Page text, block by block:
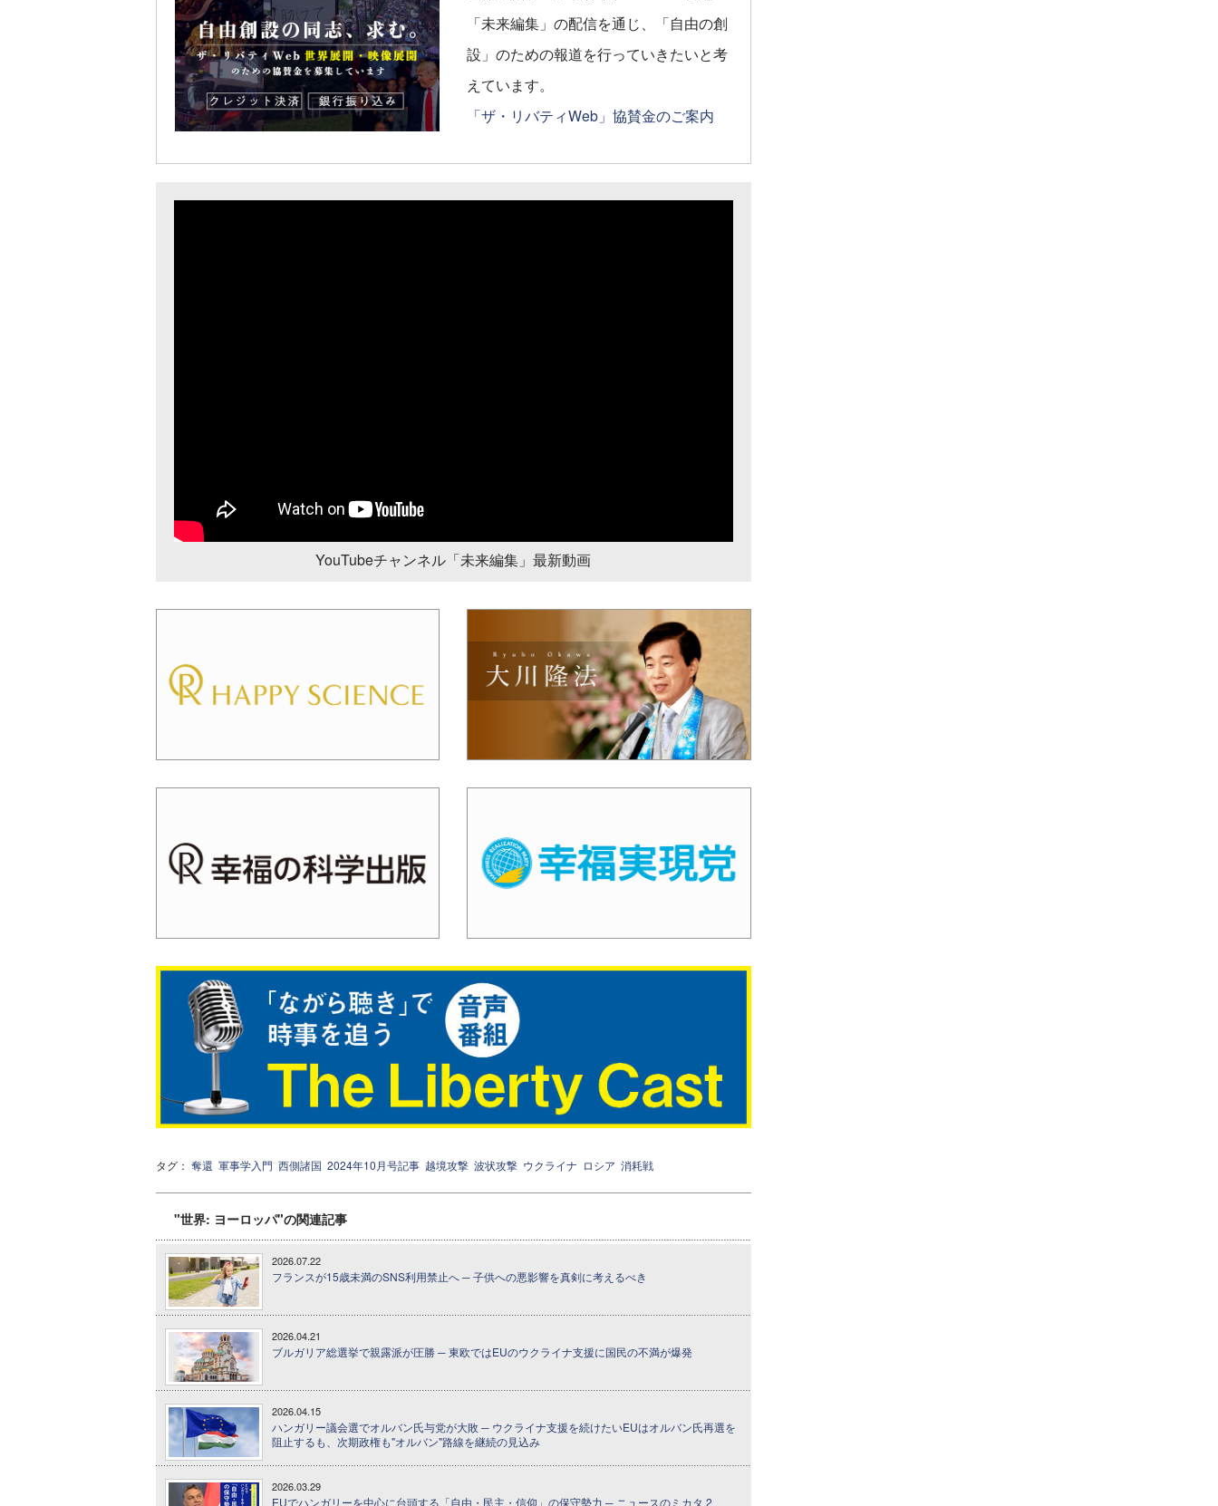
「未来編集」の配信を通じ、「自由の創
設」のための報道を行っていきたいと考
えています。
「ザ・リバティWeb」協賛金のご案内
YouTubeチャンネル「未来編集」最新動画
タグ： 奪還 軍事学入門 西側諸国 2024年10月号記事 越境攻撃 波状攻撃 ウクライナ ロシア 消耗戦
"世界: ヨーロッパ"の関連記事
2026.07.22
フランスが15歳未満のSNS利用禁止へ ─ 子供への悪影響を真剣に考えるべき
2026.04.21
ブルガリア総選挙で親露派が圧勝 ─ 東欧ではEUのウクライナ支援に国民の不満が爆発
2026.04.15
ハンガリー議会選でオルバン氏与党が大敗 ─ ウクライナ支援を続けたいEUはオルバン氏再選を
阻止するも、次期政権も"オルバン"路線を継続の見込み
2026.03.29
EUでハンガリーを中心に台頭する「自由・民主・信仰」の保守勢力 ─ ニュースのミカタ 2